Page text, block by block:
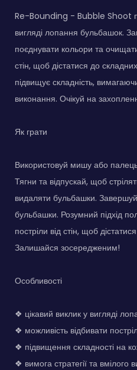
Re-Bounding - Bubble Shoot
вигляді лопання бульбашок.
поєднувати кольори та
стін, щоб дістатися до
підвищує складність,
виконання. Очікуй на
Як грати
Використовуй мишу або
Тягни та відпускай, щоб
видаляти бульбашки.
бульбашки. Розумний підхід
постріли від стін, щоб
Залишайся зосередженим!
Особливості
❖ цікавий виклик у вигляді
❖ можливість відбивати
❖ підвищення складності на
❖ вимога стратегії та вмілого